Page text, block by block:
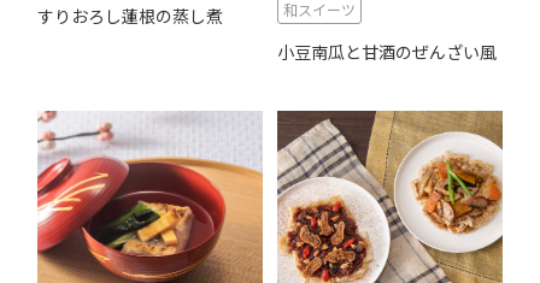
すりおろし蓮根の蒸し煮
和スイーツ
小豆南瓜と甘酒のぜんざい風